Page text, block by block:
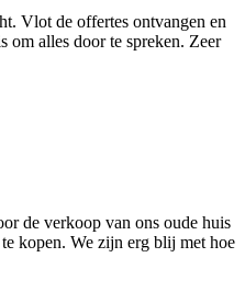
Vlot de offertes ontvangen en
om alles door te spreken. Zeer
de verkoop van ons oude huis
kopen. We zijn erg blij met hoe